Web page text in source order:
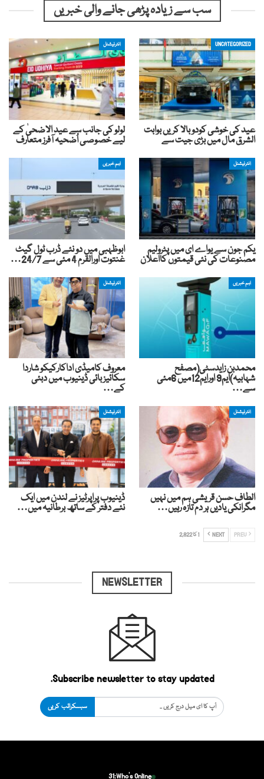
سب سے زیادہ پڑھی جانے والی خبریں
UNCATEGORIZED
عید کی خوشی کودوبالا کریں بوابت
الشرق مال میں بڑی جیت سے
انٹرنیشنل
لولو کی جانب سے عید الاضحیٰ کے
لیے خصوصی اُضحیہ آفرز متعارف
انٹرنیشنل
یکم جون سے یواے ای میں پٹرولیم
مصنوعات کی نئی قیمتوں کااعلان
اہم خبریں
ابوظہبی میں دو نئے ڈرب ٹول گیٹ
غنتوت اورالقرم 4 مئی سے 24/7…
اہم خبریں
محمدبن زایدسٹی(مصفح
شہابیہ)ایم9 اورایم12میں 6مئی
سے…
انٹرنیشنل
معروف کامیڈی اداکارکیکو شاردا
سکائیز بائی ڈینیوب میں دبئی
کے…
انٹرنیشنل
الطاف حسن قریشی ہم میں نہیں
مگرانکی یادیں ہر دم تازہ رہیں…
انٹرنیشنل
ڈینیوب پراپرٹیز نے لندن میں ایک
نئے دفتر کے ساتھ برطانیہ میں…
NEXT 1 کا 2,822
NEWSLETTER
Subscribe newsletter to stay updated.
سبسکرائب کریں
Who's Online:
31